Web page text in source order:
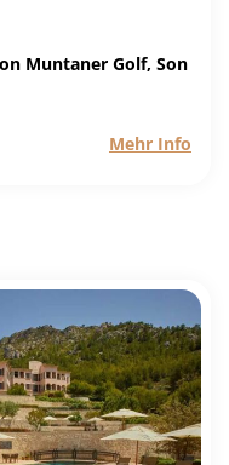
Muntaner Golf, Son
Mehr Info